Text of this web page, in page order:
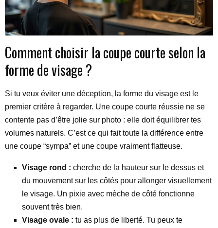
Comment choisir la coupe courte selon la
forme de visage ?
Si tu veux éviter une déception, la forme du visage est le
premier critère à regarder. Une coupe courte réussie ne se
contente pas d’être jolie sur photo : elle doit équilibrer tes
volumes naturels. C’est ce qui fait toute la différence entre
une coupe “sympa” et une coupe vraiment flatteuse.
Visage rond : cherche de la hauteur sur le dessus et
du mouvement sur les côtés pour allonger visuellement
le visage. Un pixie avec mèche de côté fonctionne
souvent très bien.
Visage ovale : tu as plus de liberté. Tu peux te